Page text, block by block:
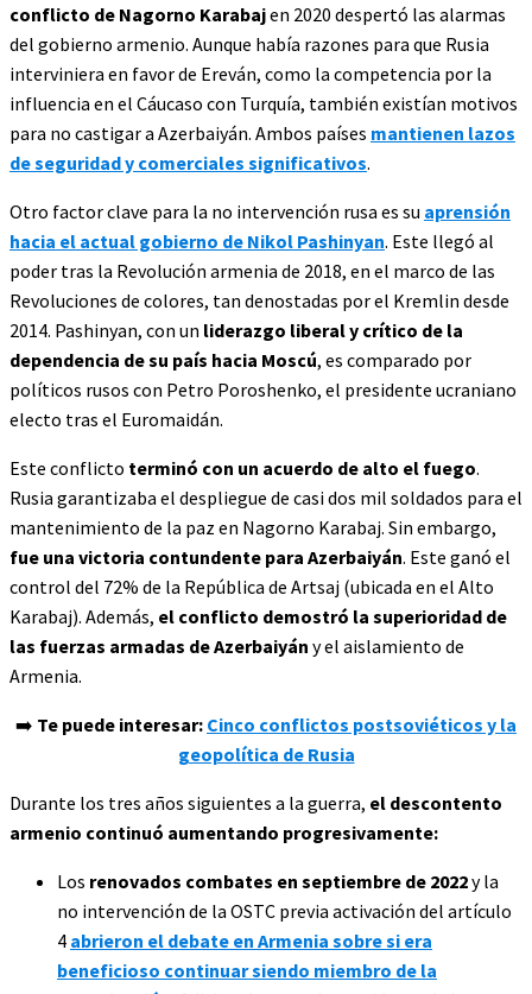
conflicto de Nagorno Karabajen 2020 despertó las alarmas
del gobierno armenio. Aunque había razones para que Rusia
interviniera en favor de Ereván, como la competencia por la
influencia en el Cáucaso con Turquía, también existían motivos
para no castigar a Azerbaiyán. Ambos países mantienen lazos
de seguridad y comerciales significativos.
Otro factor clave para la no intervención rusa es su aprensión
hacia el actual gobierno de Nikol Pashinyan. Este llegó al
poder tras la Revolución armenia de 2018, en el marco de las
Revoluciones de colores, tan denostadas por el Kremlin desde
2014. Pashinyan, con un liderazgo liberal y crítico de la
dependencia de su país hacia Moscú, es comparado por
políticos rusos con Petro Poroshenko, el presidente ucraniano
electo tras el Euromaidán.
Este conflicto terminó con un acuerdo de alto el fuego.
Rusia garantizaba el despliegue de casi dos mil soldados para el
mantenimiento de la paz en Nagorno Karabaj. Sin embargo,
fue una victoria contundente para Azerbaiyán. Este ganó el
control del 72% de la República de Artsaj (ubicada en el Alto
Karabaj). Además, el conflicto demostró la superioridad de
las fuerzas armadas de Azerbaiyán y el aislamiento de
Armenia.
➡️ Te puede interesar: Cinco conflictos postsoviéticos y la
geopolítica de Rusia
Durante los tres años siguientes a la guerra, el descontento
armenio continuó aumentando progresivamente:
Los renovados combates en septiembre de 2022y la
no intervención de la OSTC previa activación del artículo
4 abrieron el debate en Armenia sobre si era
beneficioso continuar siendo miembro de la